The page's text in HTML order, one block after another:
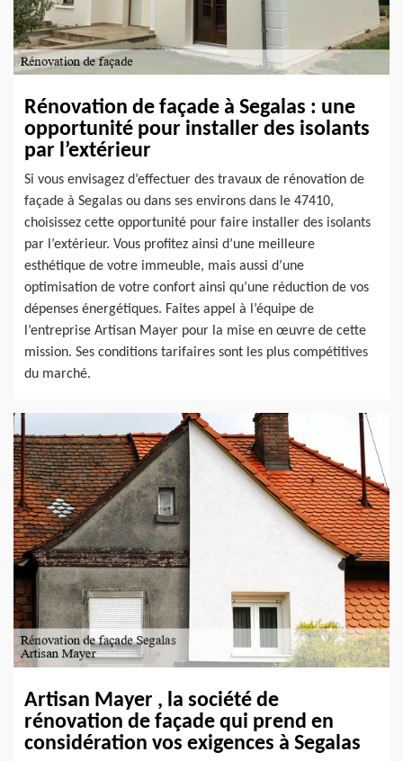
Rénovation de façade à Segalas : une
opportunité pour installer des isolants
par l’extérieur
Si vous envisagez d’effectuer des travaux de rénovation de
façade à Segalas ou dans ses environs dans le 47410,
choisissez cette opportunité pour faire installer des isolants
par l’extérieur. Vous profitez ainsi d’une meilleure
esthétique de votre immeuble, mais aussi d’une
optimisation de votre confort ainsi qu’une réduction de vos
dépenses énergétiques. Faites appel à l’équipe de
l’entreprise Artisan Mayer pour la mise en œuvre de cette
mission. Ses conditions tarifaires sont les plus compétitives
du marché.
Artisan Mayer , la société de
rénovation de façade qui prend en
considération vos exigences à Segalas